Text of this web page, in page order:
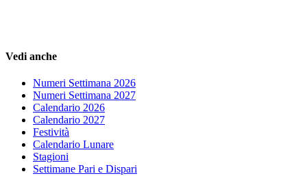
Vedi anche
Numeri Settimana 2026
Numeri Settimana 2027
Calendario 2026
Calendario 2027
Festività
Calendario Lunare
Stagioni
Settimane Pari e Dispari